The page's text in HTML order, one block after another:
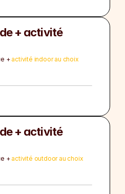
+ activité
+ activité indoor au choix
+ activité
+ activité outdoor au choix